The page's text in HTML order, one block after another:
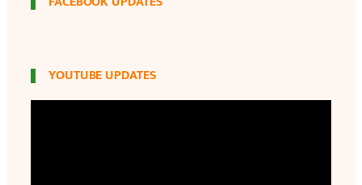
YOUTUBE UPDATES